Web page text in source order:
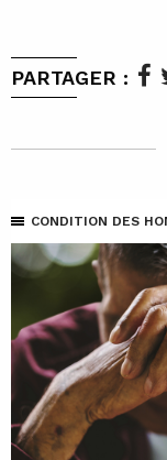
PARTAGER :
CONDITION DES